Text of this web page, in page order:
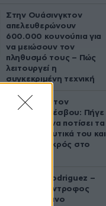
Στην Ουάσινγκτον
απελευθερώνουν
600.000 κουνούπια για
να μειώσουν τον
πληθυσμό τους – Πώς
λειτουργεί η
συγκεκριμένη τεχνική
Τραγωδία στον
Ασώματο Λέσβου: Πήγε
στο κτήμα να ποτίσει τα
οπωροκηπευτικά του και
βρέθηκε νεκρός στο
Georgina Rodriguez –
Ξεσπά η σύντροφος
του Κριστιάνο